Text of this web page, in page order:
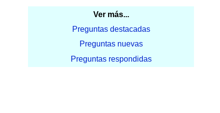
Ver más...
Preguntas destacadas
Preguntas nuevas
Preguntas respondidas